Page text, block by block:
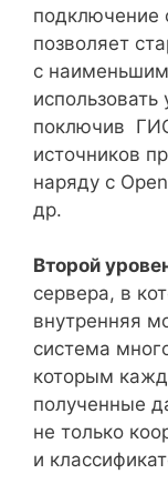
подключение
позволяет
с
поключив
источников
наряду с
др.
Второй
сервера, в
внутренняя
система
которым
полученные
не только
и